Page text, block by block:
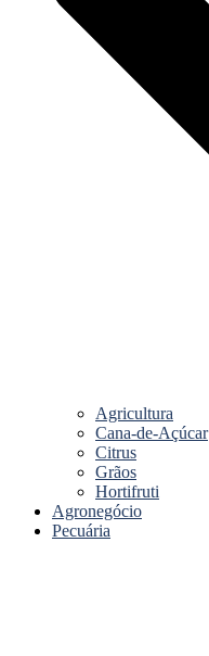
Agricultura
Cana-de-Açúcar
Citrus
Grãos
Hortifruti
Agronegócio
Pecuária